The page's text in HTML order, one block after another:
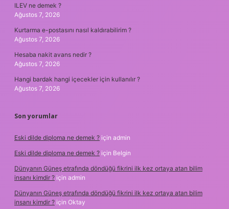
ILEV ne demek ?
Ağustos 7, 2026
Kurtarma e-postasını nasıl kaldırabilirim ?
Ağustos 7, 2026
Hesaba nakit avans nedir ?
Ağustos 7, 2026
Hangi bardak hangi içecekler için kullanılır ?
Ağustos 7, 2026
Son yorumlar
Eski dilde diploma ne demek ? için admin
Eski dilde diploma ne demek ? için Belgin
Dünyanın Güneş etrafında döndüğü fikrini ilk kez ortaya atan bilim
insanı kimdir ? için admin
Dünyanın Güneş etrafında döndüğü fikrini ilk kez ortaya atan bilim
insanı kimdir ? için Oktay